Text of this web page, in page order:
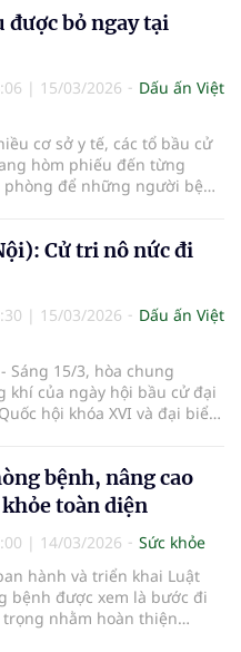
các cấp nhiệm kỳ 2026-2031.
được bỏ ngay tại
| 15/03/2026
Dấu ấn Việt
cơ sở y tế, các tổ bầu cử
hòm phiếu đến từng
phòng để những người bệnh
trong đợt bầu cử...
Cử tri nô nức đi
| 15/03/2026
Dấu ấn Việt
- Sáng 15/3, hòa chung
khí của ngày hội bầu cử đại
hội khóa XVI và đại biểu
nức đến các khu vực bỏ
để thực hiện quyền và nghĩa
dân của mình.
bệnh, nâng cao
toàn diện
| 14/03/2026
Sức khỏe
hành và triển khai Luật
bệnh được xem là bước đi
trọng nhằm hoàn thiện